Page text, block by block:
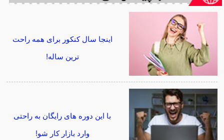
اینجا سال کنکور برای همه راحت
ترین ساله!
با این دوره های رایگان به راحتی
وارد بازار کار شو!